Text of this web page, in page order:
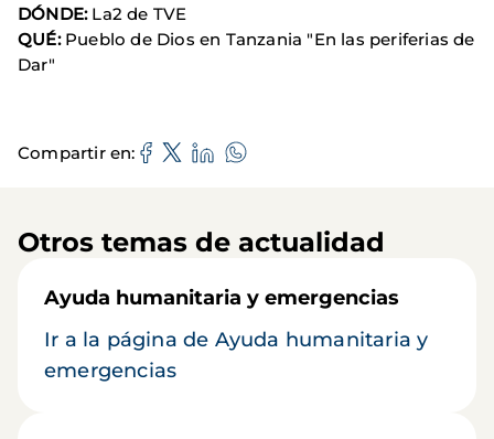
DÓNDE: La2 de TVE
QUÉ: Pueblo de Dios en Tanzania "En las periferias de
Dar"
Compartir en
Otros temas de actualidad
Ayuda humanitaria y emergencias
Ir a la página de Ayuda humanitaria y
emergencias